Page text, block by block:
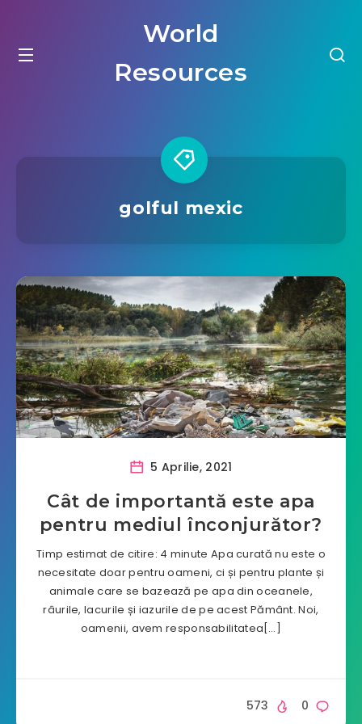
World
Resources
golful mexic
5 Aprilie, 2021
Cât de importantă este apa
pentru mediul înconjurător?
Timp estimat de citire: 4 minute Apa curată nu este o
necesitate doar pentru oameni, ci și pentru plante și
animale care se bazează pe apa din oceanele,
râurile, lacurile și iazurile de pe acest Pământ. Noi,
oamenii, avem responsabilitatea[…]
0
573